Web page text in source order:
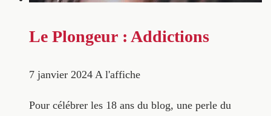
Le Plongeur : Addictions
7 janvier 2024 A l'affiche
Pour célébrer les 18 ans du blog, une perle du